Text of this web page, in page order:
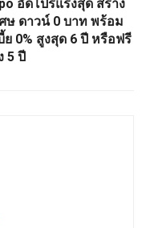
อัดโปรแรงสุด สร้าง
ษ ดาวน์ 0 บาท พร้อม
ย 0% สูงสุด 6 ปี หรือฟรี
5 ปี